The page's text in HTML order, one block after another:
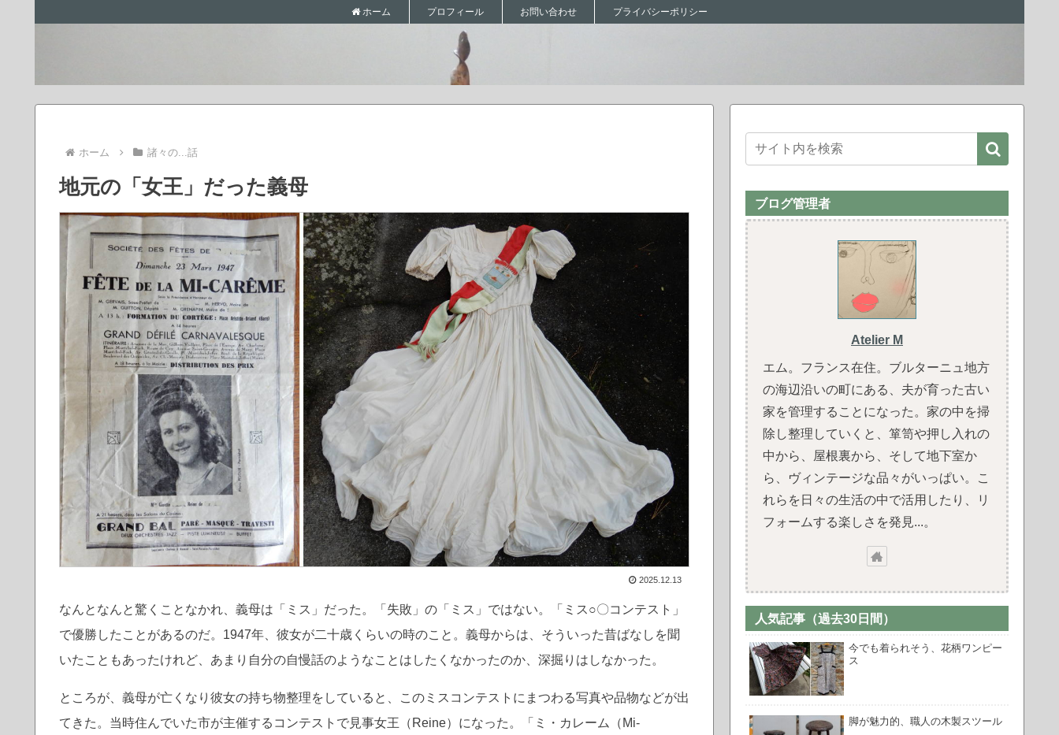
ホーム プロフィール お問い合わせ プライバシーポリシー
ホーム 諸々の...話
地元の「女王」だった義母
2025.12.13
なんとなんと驚くことなかれ、義母は「ミス」だった。「失敗」の「ミス」ではない。「ミス○〇コンテスト」
で優勝したことがあるのだ。1947年、彼女が二十歳くらいの時のこと。義母からは、そういった昔ばなしを聞
いたこともあったけれど、あまり自分の自慢話のようなことはしたくなかったのか、深掘りはしなかった。
ところが、義母が亡くなり彼女の持ち物整理をしていると、このミスコンテストにまつわる写真や品物などが出
てきた。当時住んでいた市が主催するコンテストで見事女王（Reine）になった。「ミ・カレーム（Mi-
ブログ管理者
Atelier M
エム。フランス在住。ブルターニュ地方
の海辺沿いの町にある、夫が育った古い
家を管理することになった。家の中を掃
除し整理していくと、箪笥や押し入れの
中から、屋根裏から、そして地下室か
ら、ヴィンテージな品々がいっぱい。こ
れらを日々の生活の中で活用したり、リ
フォームする楽しさを発見...。
人気記事（過去30日間）
今でも着られそう、花柄ワンピー
ス
脚が魅力的、職人の木製スツール